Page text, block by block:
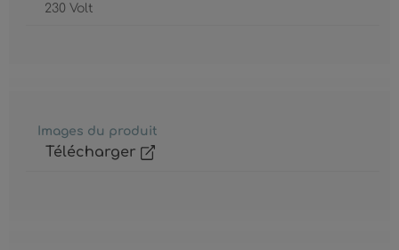
230 Volt
Images du produit
Télécharger